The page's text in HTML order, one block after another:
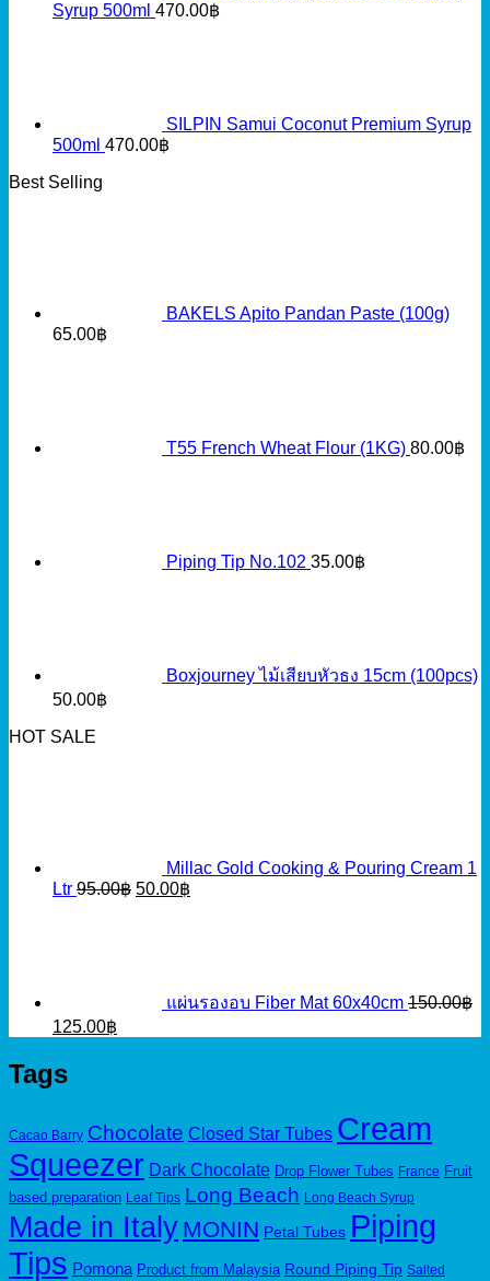
Syrup 500ml 470.00฿
SILPIN Samui Coconut Premium Syrup
500ml 470.00฿
Best Selling
BAKELS Apito Pandan Paste (100g)
65.00฿
T55 French Wheat Flour (1KG) 80.00฿
Piping Tip No.102 35.00฿
Boxjourney ไม้เสียบหัวธง 15cm (100pcs)
50.00฿
HOT SALE
Millac Gold Cooking & Pouring Cream 1
Ltr 95.00฿ Original
50.00฿
แผ่นรองอบ Fiber Mat 60x40cm 150.00฿
Original
150.00฿.
125.00฿
Tags
Cacao Barry Chocolate Closed Star Tubes Cream
Squeezer Dark Chocolate Drop Flower Tubes France Fruit
based preparation Leaf Tips Long Beach Long Beach Syrup
Made in Italy MONIN Petal Tubes Piping
Tips Pomona Product from Malaysia Round Piping Tip Salted